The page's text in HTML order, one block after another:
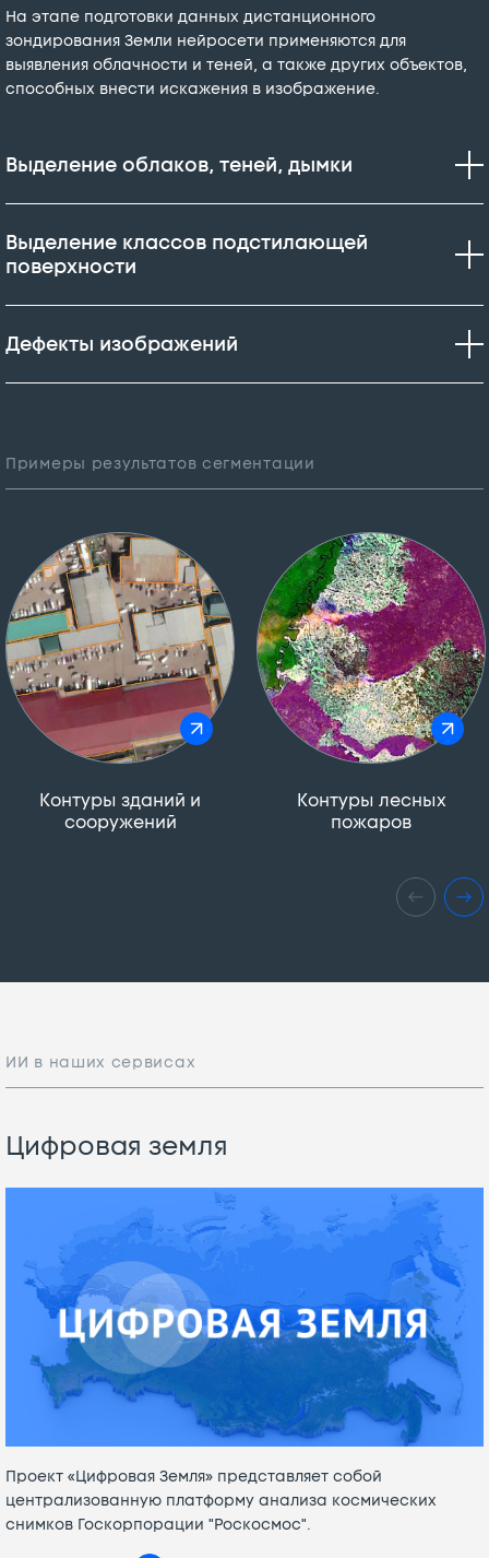
На этапе подготовки данных дистанционного
зондирования Земли нейросети применяются для
выявления облачности и теней, а также других объектов,
способных внести искажения в изображение.
Выделение облаков, теней, дымки
Выделение классов подстилающей
поверхности
Дефекты изображений
Примеры результатов сегментации
Контуры зданий и
сооружений
Контуры лесных
пожаров
ИИ в наших сервисах
Цифровая земля
Проект «Цифровая Земля» представляет собой
централизованную платформу анализа космических
снимков Госкорпорации "Роскосмос".